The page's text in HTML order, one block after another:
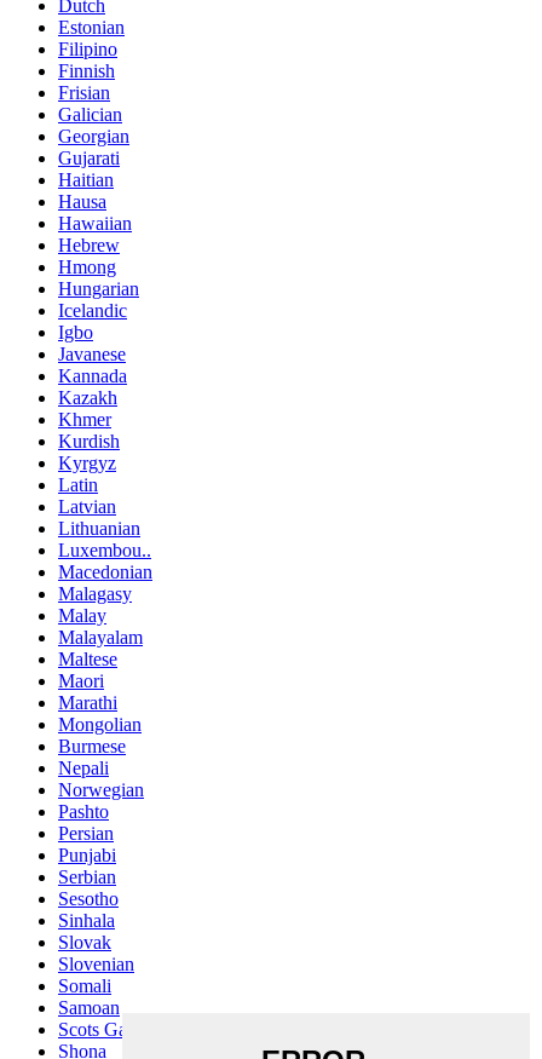
Dutch
Estonian
Filipino
Finnish
Frisian
Galician
Georgian
Gujarati
Haitian
Hausa
Hawaiian
Hebrew
Hmong
Hungarian
Icelandic
Igbo
Javanese
Kannada
Kazakh
Khmer
Kurdish
Kyrgyz
Latin
Latvian
Lithuanian
Luxembou..
Macedonian
Malagasy
Malay
Malayalam
Maltese
Maori
Marathi
Mongolian
Burmese
Nepali
Norwegian
Pashto
Persian
Punjabi
Serbian
Sesotho
Sinhala
Slovak
Slovenian
Somali
Samoan
Scots Gaelic
Shona